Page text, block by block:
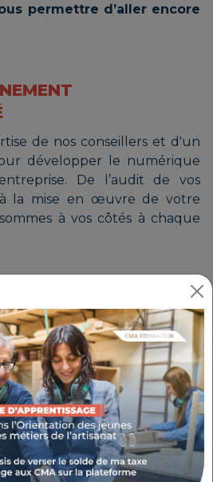
permettre d’aller encore
de nos conseillers et d'un
développer le numérique
De l’audit de vos
la mise en œuvre de votre
à vos côtés à chaque
en ligne avec des outils
:
votre fiche établissement
de votre site internet
sur les réseaux